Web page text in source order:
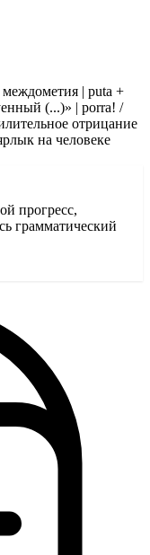
| puta +
(...)» | porra! /
отрицание
на человеке
прогресс,
грамматический